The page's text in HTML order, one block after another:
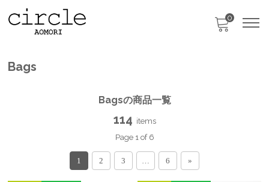
只今、カートに商品はございません。 0
Bags
Bagsの商品一覧
114 items
Page 1 of 6
1 2 3 6 »